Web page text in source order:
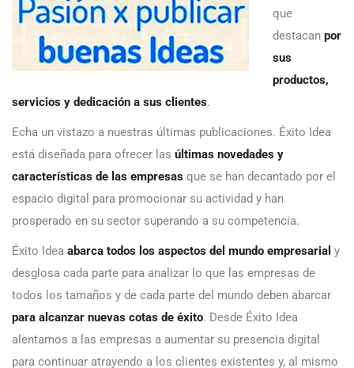
que
destacan por
sus
productos,
servicios y dedicación a sus clientes.
Echa un vistazo a nuestras últimas publicaciones. Éxito Idea
está diseñada para ofrecer las últimas novedades y
características de las empresas que se han decantado por el
espacio digital para promocionar su actividad y han
prosperado en su sector superando a su competencia.
Éxito Idea abarca todos los aspectos del mundo empresarial y
desglosa cada parte para analizar lo que las empresas de
todos los tamaños y de cada parte del mundo deben abarcar
para alcanzar nuevas cotas de éxito. Desde Éxito Idea
alentamos a las empresas a aumentar su presencia digital
para continuar atrayendo a los clientes existentes y, al mismo